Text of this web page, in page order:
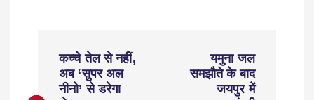
कच्चे तेल से नहीं,
अब ‘सुपर अल
नीनो’ से डरेगा
यमुना जल
समझौते के बाद
जयपुर में